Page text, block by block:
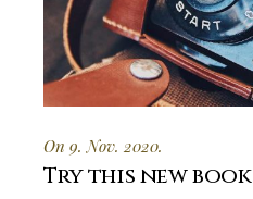
On 9. Nov. 2020.
Try this new book